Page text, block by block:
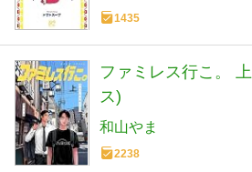
1435
ファミレス行こ。
ス)
和山やま
2238